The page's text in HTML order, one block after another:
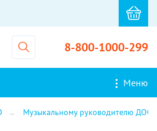
8-800-1000-299
Меню
Музыкальному руководителю ДОО